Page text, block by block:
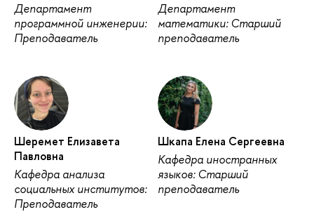
Департамент
программной инженерии:
Преподаватель
Департамент
математики: Старший
преподаватель
Шеремет Елизавета
Павловна
Кафедра анализа
социальных институтов:
Преподаватель
Шкапа Елена Сергеевна
Кафедра иностранных
языков: Старший
преподаватель